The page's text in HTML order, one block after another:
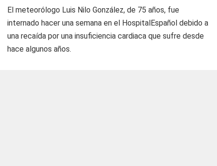
El meteorólogo Luis Nilo González, de 75 años, fue
internado hacer una semana en el HospitalEspañol debido a
una recaída por una insuficiencia cardiaca que sufre desde
hace algunos años.